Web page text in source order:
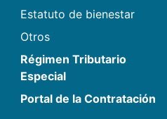
Estatuto de bienestar
Otros
Régimen Tributario
Especial
Portal de la Contratación